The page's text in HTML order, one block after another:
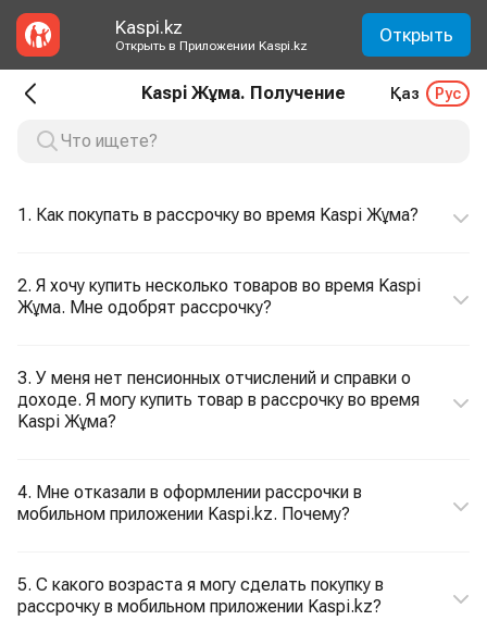
Kaspi.kz
Открыть в Приложении Kaspi.kz Открыть
Kaspi Жұма. Получение Қаз Рус
1. Как покупать в рассрочку во время Kaspi Жұма?
2. Я хочу купить несколько товаров во время Kaspi
Жұма. Мне одобрят рассрочку?
3. У меня нет пенсионных отчислений и справки о
доходе. Я могу купить товар в рассрочку во время
Kaspi Жұма?
4. Мне отказали в оформлении рассрочки в
мобильном приложении Kaspi.kz. Почему?
5. С какого возраста я могу сделать покупку в
рассрочку в мобильном приложении Kaspi.kz?